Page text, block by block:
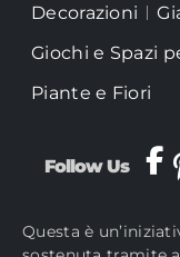
Decorazioni
Giochi e Spazi
Piante e Fiori
Follow Us
Questa è